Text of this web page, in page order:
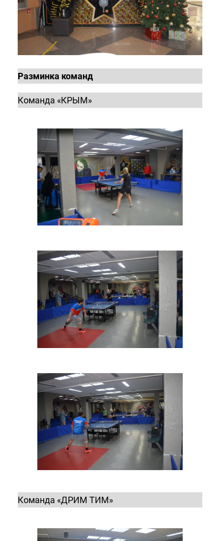
Разминка команд
Команда «КРЫМ»
Команда «ДРИМ ТИМ»